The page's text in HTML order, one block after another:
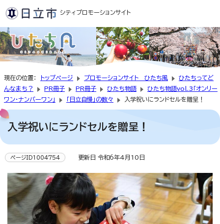
シティプロモーションサイト
現在の位置： トップページ プロモーションサイト ひたち風
ひたちってど
んなまち？
PR冊子 PR冊子 ひたち物語
ひたち物語vol.3「オンリー
ワン・ナンバーワン」
「日立自慢」の数々 入学祝いにランドセルを贈呈！
入学祝いにランドセルを贈呈！
ページID1004754 更新日 令和6年4月10日